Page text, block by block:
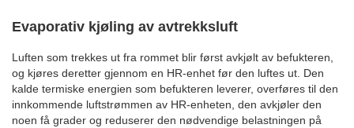
Evaporativ kjøling av avtrekksluft
Luften som trekkes ut fra rommet blir først avkjølt av befukteren,
og kjøres deretter gjennom en HR-enhet før den luftes ut. Den
kalde termiske energien som befukteren leverer, overføres til den
innkommende luftstrømmen av HR-enheten, den avkjøler den
noen få grader og reduserer den nødvendige belastningen på